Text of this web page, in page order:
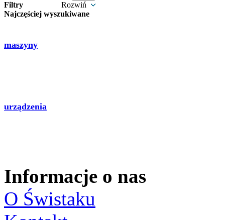
Filtry
Rozwiń
Najczęściej wyszukiwane
maszyny
urządzenia
Informacje o nas
O Świstaku